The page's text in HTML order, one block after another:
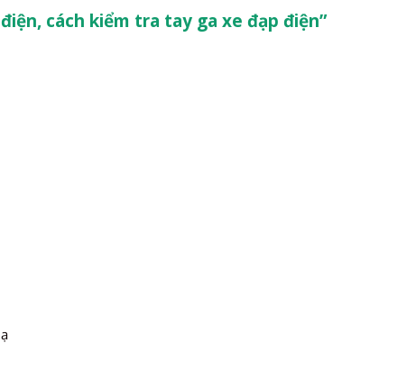
cách kiểm tra tay ga xe đạp điện”